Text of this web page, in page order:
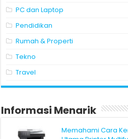
PC dan Laptop
Pendidikan
Rumah & Properti
Tekno
Travel
Informasi Menarik
Memahami Cara